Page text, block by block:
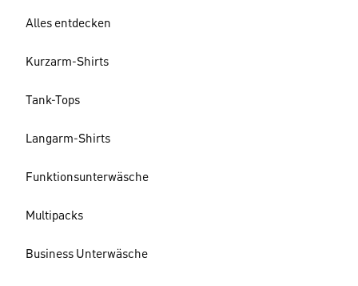
Alles entdecken
Kurzarm-Shirts
Tank-Tops
Langarm-Shirts
Funktionsunterwäsche
Multipacks
Business Unterwäsche